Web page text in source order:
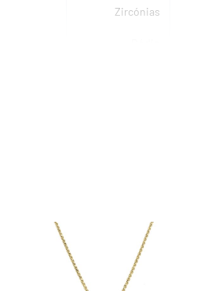
Zircónias